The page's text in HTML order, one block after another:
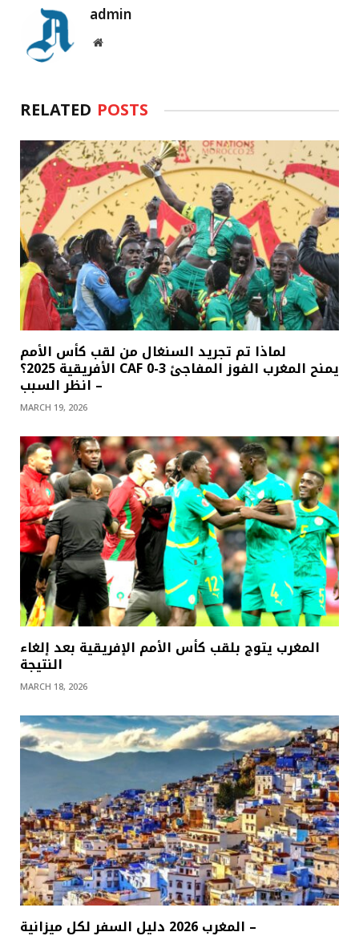
admin
Website
RELATED POSTS
لماذا تم تجريد السنغال من لقب كأس الأمم
الأفريقية 2025؟ CAF يمنح المغرب الفوز المفاجئ 3-0
– انظر السبب
MARCH 19, 2026
المغرب يتوج بلقب كأس الأمم الإفريقية بعد إلغاء
النتيجة
MARCH 18, 2026
المغرب 2026 دليل السفر لكل ميزانية –